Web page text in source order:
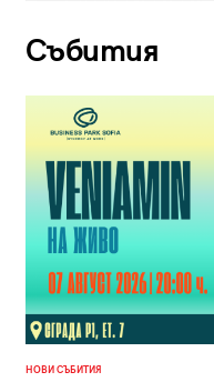
Събития
НОВИ СЪБИТИЯ